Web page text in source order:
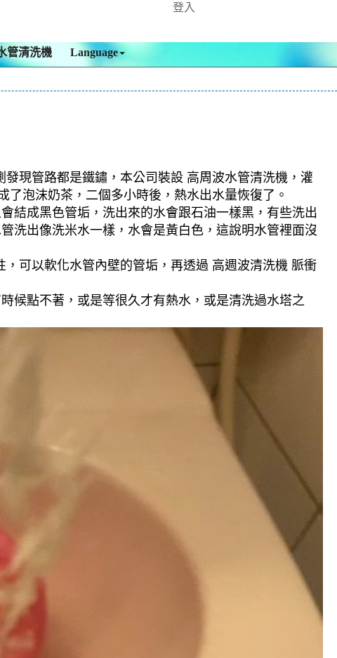
登入
管清洗機 Language
現管路都是鐵鏽，本公司裝設 高周波水管清洗機，灌
泡沫奶茶，二個多小時後，熱水出水量恢復了。
結成黑色管垢，洗出來的水會跟石油一樣黑，有些洗出
洗出像洗米水一樣，水會是黃白色，這說明水管裡面沒
可以軟化水管內壁的管垢，再透過 高週波清洗機 脈衝
候點不著，或是等很久才有熱水，或是清洗過水塔之